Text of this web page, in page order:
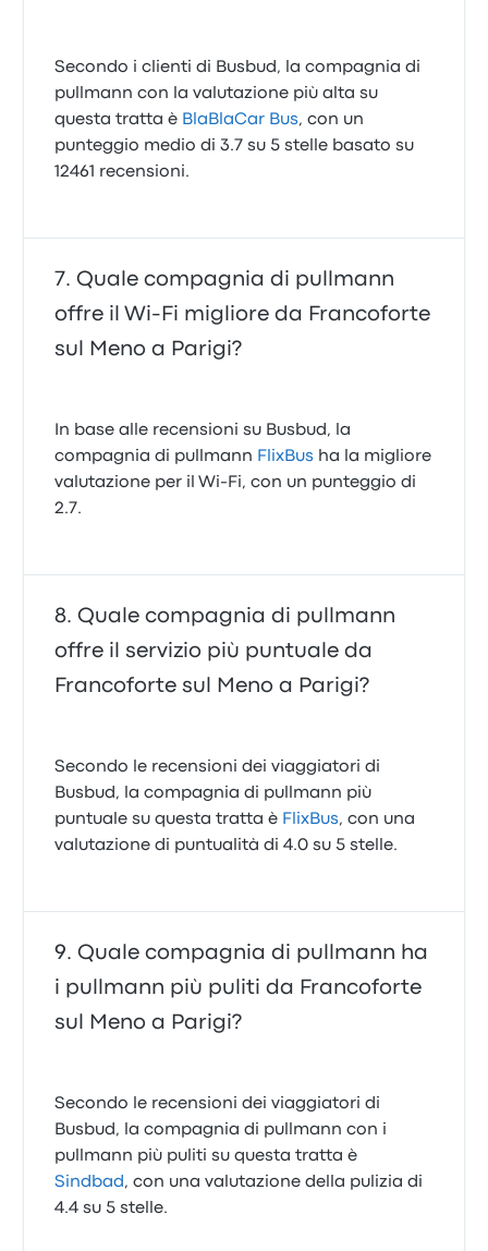
Secondo i clienti di Busbud, la compagnia di
pullmann con la valutazione più alta su
questa tratta è BlaBlaCar Bus, con un
punteggio medio di 3.7 su 5 stelle basato su
12461 recensioni.
Quale compagnia di pullmann
offre il Wi‑Fi migliore da Francoforte
sul Meno a Parigi?
In base alle recensioni su Busbud, la
compagnia di pullmann FlixBus ha la migliore
valutazione per il Wi-Fi, con un punteggio di
2.7.
Quale compagnia di pullmann
offre il servizio più puntuale da
Francoforte sul Meno a Parigi?
Secondo le recensioni dei viaggiatori di
Busbud, la compagnia di pullmann più
puntuale su questa tratta è FlixBus, con una
valutazione di puntualità di 4.0 su 5 stelle.
Quale compagnia di pullmann ha
i pullmann più puliti da Francoforte
sul Meno a Parigi?
Secondo le recensioni dei viaggiatori di
Busbud, la compagnia di pullmann con i
pullmann più puliti su questa tratta è
Sindbad , con una valutazione della pulizia di
4.4 su 5 stelle.